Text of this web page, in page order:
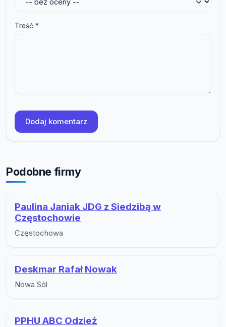
Treść *
Dodaj komentarz
Podobne firmy
Paulina Janiak JDG z Siedzibą w
Częstochowie
Częstochowa
Deskmar Rafał Nowak
Nowa Sól
PPHU ABC Odzież